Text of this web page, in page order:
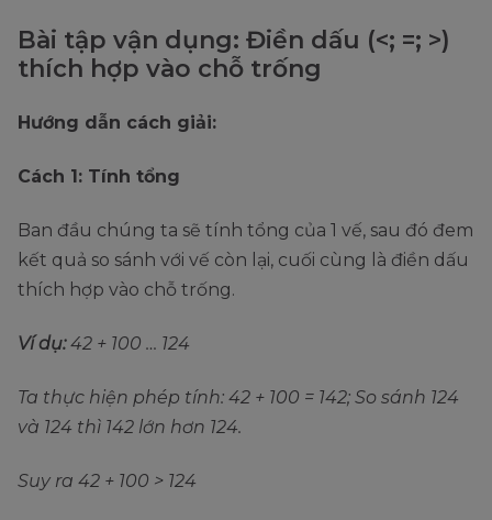
Bài tập vận dụng: Điền dấu (<; =; >)
thích hợp vào chỗ trống
Hướng dẫn cách giải:
Cách 1: Tính tổng
Ban đầu chúng ta sẽ tính tổng của 1 vế, sau đó đem
kết quả so sánh với vế còn lại, cuối cùng là điền dấu
thích hợp vào chỗ trống.
Ví dụ:42 + 100 … 124
Ta thực hiện phép tính: 42 + 100 = 142; So sánh 124
và 124 thì 142 lớn hơn 124.
Suy ra 42 + 100 > 124